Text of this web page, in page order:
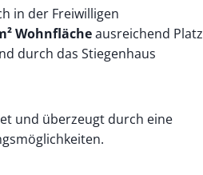
in der Freiwilligen
Wohnflächeausreichend Platz
durch das Stiegenhaus
und überzeugt durch eine